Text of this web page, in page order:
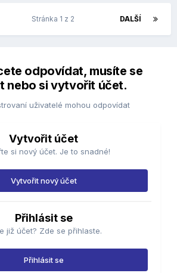
DALŠÍ
Stránka 1 z 2
odpovídat, musíte se
nebo si vytvořit účet.
uživatelé mohou odpovídat
Vytvořit účet
si nový účet. Je to snadné!
Vytvořit nový účet
Přihlásit se
již účet? Zde se přihlaste.
Přihlásit se